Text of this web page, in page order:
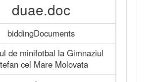
duae.doc
biddingDocuments
de minifotbal la Gimnaziul
cel Mare Molovata